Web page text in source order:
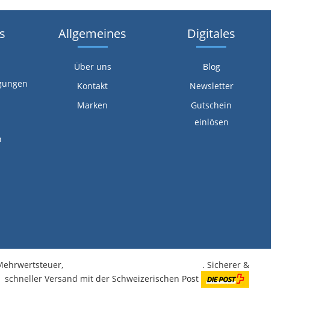
Allgemeines
Über uns
Kontakt
Marken
Digitales
Blog
Newsletter
Gutschein
einlösen
. Sicherer &
schneller Versand mit der Schweizerischen Post